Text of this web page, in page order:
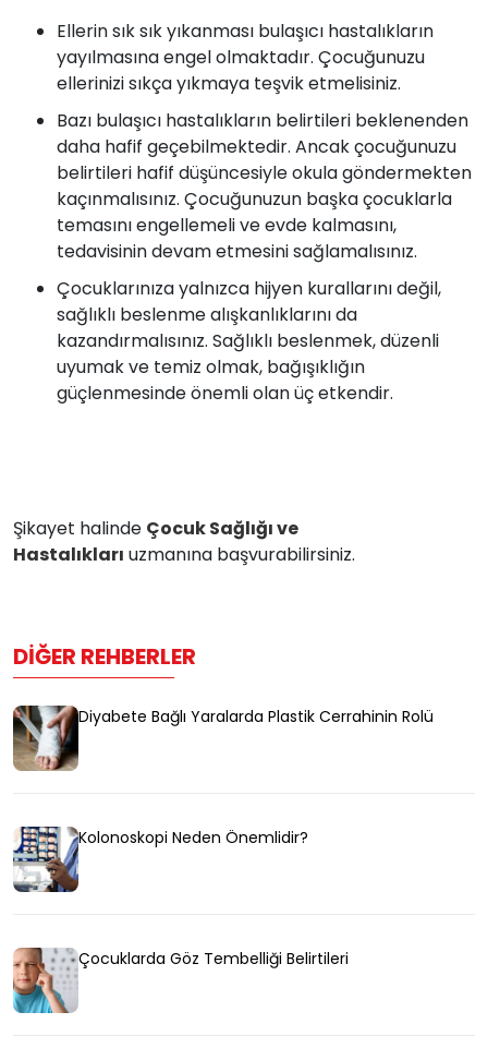
Ellerin sık sık yıkanması bulaşıcı hastalıkların
yayılmasına engel olmaktadır. Çocuğunuzu
ellerinizi sıkça yıkmaya teşvik etmelisiniz.
Bazı bulaşıcı hastalıkların belirtileri beklenenden
daha hafif geçebilmektedir. Ancak çocuğunuzu
belirtileri hafif düşüncesiyle okula göndermekten
kaçınmalısınız. Çocuğunuzun başka çocuklarla
temasını engellemeli ve evde kalmasını,
tedavisinin devam etmesini sağlamalısınız.
Çocuklarınıza yalnızca hijyen kurallarını değil,
sağlıklı beslenme alışkanlıklarını da
kazandırmalısınız. Sağlıklı beslenmek, düzenli
uyumak ve temiz olmak, bağışıklığın
güçlenmesinde önemli olan üç etkendir.
Şikayet halinde Çocuk Sağlığı ve
Hastalıkları uzmanına başvurabilirsiniz.
DIĞER REHBERLER
Diyabete Bağlı Yaralarda Plastik Cerrahinin Rolü
Kolonoskopi Neden Önemlidir?
Çocuklarda Göz Tembelliği Belirtileri